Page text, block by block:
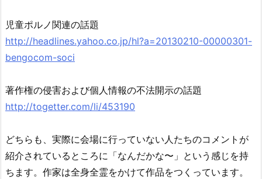
児童ポルノ関連の話題
http://headlines.yahoo.co.jp/hl?a=20130210-00000301-
bengocom-soci
著作権の侵害および個人情報の不法開示の話題
http://togetter.com/li/453190
どちらも、実際に会場に行っていない人たちのコメントが
紹介されているところに「なんだかな〜」という感じを持
ちます。作家は全身全霊をかけて作品をつくっています。